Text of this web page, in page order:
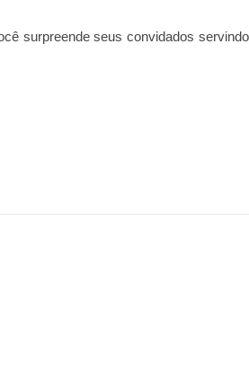
surpreende seus convidados